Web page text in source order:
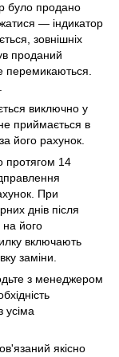
було продано
— індикатор
зовнішніх
проданий
перемикаються.
виключно у
приймається в
його рахунок.
протягом 14
При
днів після
на його
включають
заміни.
з менеджером
усіма
якісно